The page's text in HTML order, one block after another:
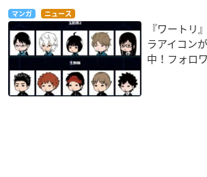
マンガ ニュース
『ワートリ
ラアイコン
中！フォロ